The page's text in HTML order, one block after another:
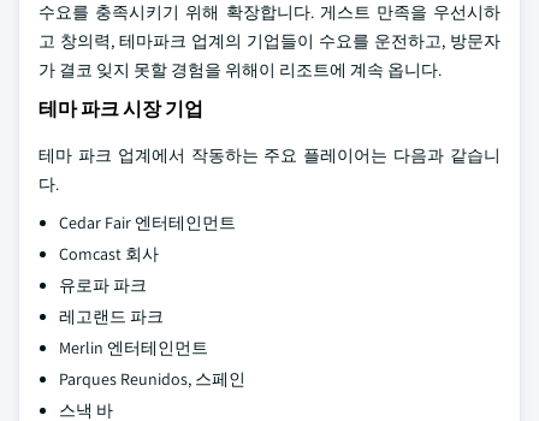
수요를 충족시키기 위해 확장합니다. 게스트 만족을 우선시하
고 창의력, 테마파크 업계의 기업들이 수요를 운전하고, 방문자
가 결코 잊지 못할 경험을 위해이 리조트에 계속 옵니다.
테마 파크 시장 기업
테마 파크 업계에서 작동하는 주요 플레이어는 다음과 같습니
다.
Cedar Fair 엔터테인먼트
Comcast 회사
유로파 파크
레고랜드 파크
Merlin 엔터테인먼트
Parques Reunidos, 스페인
스낵 바